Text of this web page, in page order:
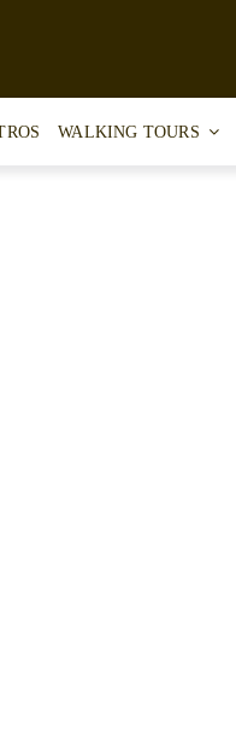
WALKING TOURS